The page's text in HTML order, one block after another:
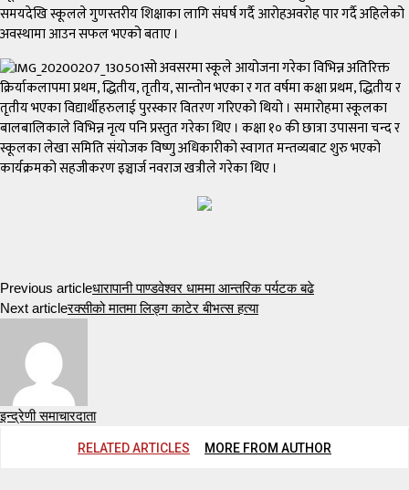
समयदेखि स्कूलले गुणस्तरीय शिक्षाका लागि संघर्ष गर्दै आरोहअवरोह पार गर्दै अहिलेको
अवस्थामा आउन सफल भएको बताए ।
सो अवसरमा स्कूले आयोजना गरेका विभिन्न अतिरिक्त
क्रिर्याकलापमा प्रथम, द्धितीय, तृतीय, सान्तोन भएका र गत वर्षमा कक्षा प्रथम, द्धितीय र
तृतीय भएका विद्यार्थीहरुलाई पुरस्कार वितरण गरिएको थियो । समारोहमा स्कूलका
बालबालिकाले विभिन्न नृत्य पनि प्रस्तुत गरेका थिए । कक्षा १० की छात्रा उपासना चन्द र
स्कूलका लेखा समिति संयोजक विष्णु अधिकारीको स्वागत मन्तव्यबाट शुरु भएको
कार्यक्रमको सहजीकरण इञ्चार्ज नवराज खत्रीले गरेका थिए ।
Previous articleधारापानी पाण्डवेश्वर धाममा आन्तरिक पर्यटक बढे
Next articleरक्सीको मातमा लिङ्ग काटेर बीभत्स हत्या
इन्द्रेणी समाचारदाता
RELATED ARTICLES MORE FROM AUTHOR